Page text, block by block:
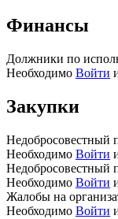
Финансы
Должники по
Необходимо Войти
Закупки
Недобросовестный
Необходимо Войти
Недобросовестный
Необходимо Войти
Жалобы на
Необходимо Войти